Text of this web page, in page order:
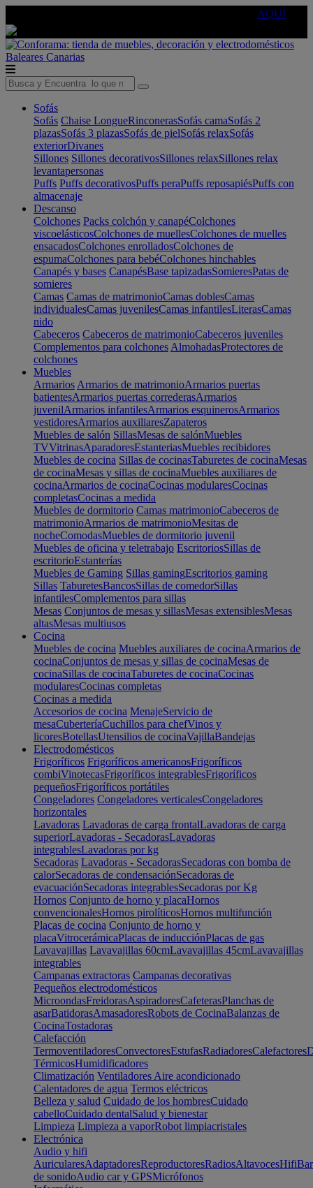
AQUÍ
Baleares Canarias
Sofás
Sofás Chaise LongueRinconerasSofás camaSofás 2
plazasSofás 3 plazasSofás de pielSofás relaxSofás
exteriorDivanes
Sillones Sillones decorativosSillones relaxSillones relax
levantapersonas
Puffs Puffs decorativosPuffs peraPuffs reposapiésPuffs con
almacenaje
Descanso
Colchones Packs colchón y canapéColchones
viscoelásticosColchones de muellesColchones de muelles
ensacadosColchones enrolladosColchones de
espumaColchones para bebéColchones hinchables
Canapés y bases CanapésBase tapizadasSomieresPatas de
somieres
Camas Camas de matrimonioCamas doblesCamas
individualesCamas juvenilesCamas infantilesLiterasCamas
nido
Cabeceros Cabeceros de matrimonioCabeceros juveniles
Complementos para colchones AlmohadasProtectores de
colchones
Muebles
Armarios Armarios de matrimonioArmarios puertas
batientesArmarios puertas correderasArmarios
juvenilArmarios infantilesArmarios esquinerosArmarios
vestidoresArmarios auxiliaresZapateros
Muebles de salón SillasMesas de salónMuebles
TVVitrinasAparadoresEstanteriasMuebles recibidores
Muebles de cocina Sillas de cocinasTaburetes de cocinaMesas
de cocinaMesas y sillas de cocinaMuebles auxiliares de
cocinaArmarios de cocinaCocinas modularesCocinas
completasCocinas a medida
Muebles de dormitorio Camas matrimonioCabeceros de
matrimonioArmarios de matrimonioMesitas de
nocheComodasMuebles de dormitorio juvenil
Muebles de oficina y teletrabajo EscritoriosSillas de
escritorioEstanterías
Muebles de Gaming Sillas gamingEscritorios gaming
Sillas TaburetesBancosSillas de comedorSillas
infantilesComplementos para sillas
Mesas Conjuntos de mesas y sillasMesas extensiblesMesas
altasMesas multiusos
Cocina
Muebles de cocina Muebles auxiliares de cocinaArmarios de
cocinaConjuntos de mesas y sillas de cocinaMesas de
cocinaSillas de cocinaTaburetes de cocinaCocinas
modularesCocinas completas
Cocinas a medida
Accesorios de cocina MenajeServicio de
mesaCuberteríaCuchillos para chefVinos y
licoresBotellasUtensilios de cocinaVajillaBandejas
Electrodomésticos
Frigoríficos Frigoríficos americanosFrigoríficos
combiVinotecasFrigoríficos integrablesFrigoríficos
pequeñosFrigoríficos portátiles
Congeladores Congeladores verticalesCongeladores
horizontales
Lavadoras Lavadoras de carga frontalLavadoras de carga
superiorLavadoras - SecadorasLavadoras
integrablesLavadoras por kg
Secadoras Lavadoras - SecadorasSecadoras con bomba de
calorSecadoras de condensaciónSecadoras de
evacuaciónSecadoras integrablesSecadoras por Kg
Hornos Conjunto de horno y placaHornos
convencionalesHornos pirolíticosHornos multifunción
Placas de cocina Conjunto de horno y
placaVitrocerámicaPlacas de inducciónPlacas de gas
Lavavajillas Lavavajillas 60cmLavavajillas 45cmLavavajillas
integrables
Campanas extractoras Campanas decorativas
Pequeños electrodomésticos
MicroondasFreidorasAspiradoresCafeterasPlanchas de
asarBatidorasAmasadoresRobots de CocinaBalanzas de
CocinaTostadoras
Calefacción
TermoventiladoresConvectoresEstufasRadiadoresCalefactores
TérmicosHumidificadores
Climatización Ventiladores Aire acondicionado
Calentadores de agua Termos eléctricos
Belleza y salud Cuidado de los hombresCuidado
cabelloCuidado dentalSalud y bienestar
Limpieza Limpieza a vaporRobot limpiacristales
Electrónica
Audio y hifi
AuricularesAdaptadoresReproductoresRadiosAltavocesHifi
de sonidoAudio car y GPSMicrófonos